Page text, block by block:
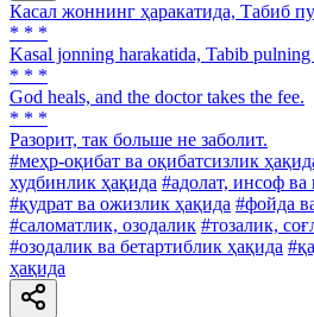
Касал жоннинг ҳаракатида, Табиб
* * *
Kasal jonning harakatida, Tabib pulning
* * *
God heals, and the doctor takes the fee.
* * *
Разорит, так больше не заболит.
#меҳр-оқибат ва оқибатсизлик
худбинлик ҳақида #адолат, инсоф
#қудрат ва ожизлик ҳақида #фойда
#саломатлик, озодалик #тозалик,
#озодалик ва бетартиблик ҳақида
ҳақида